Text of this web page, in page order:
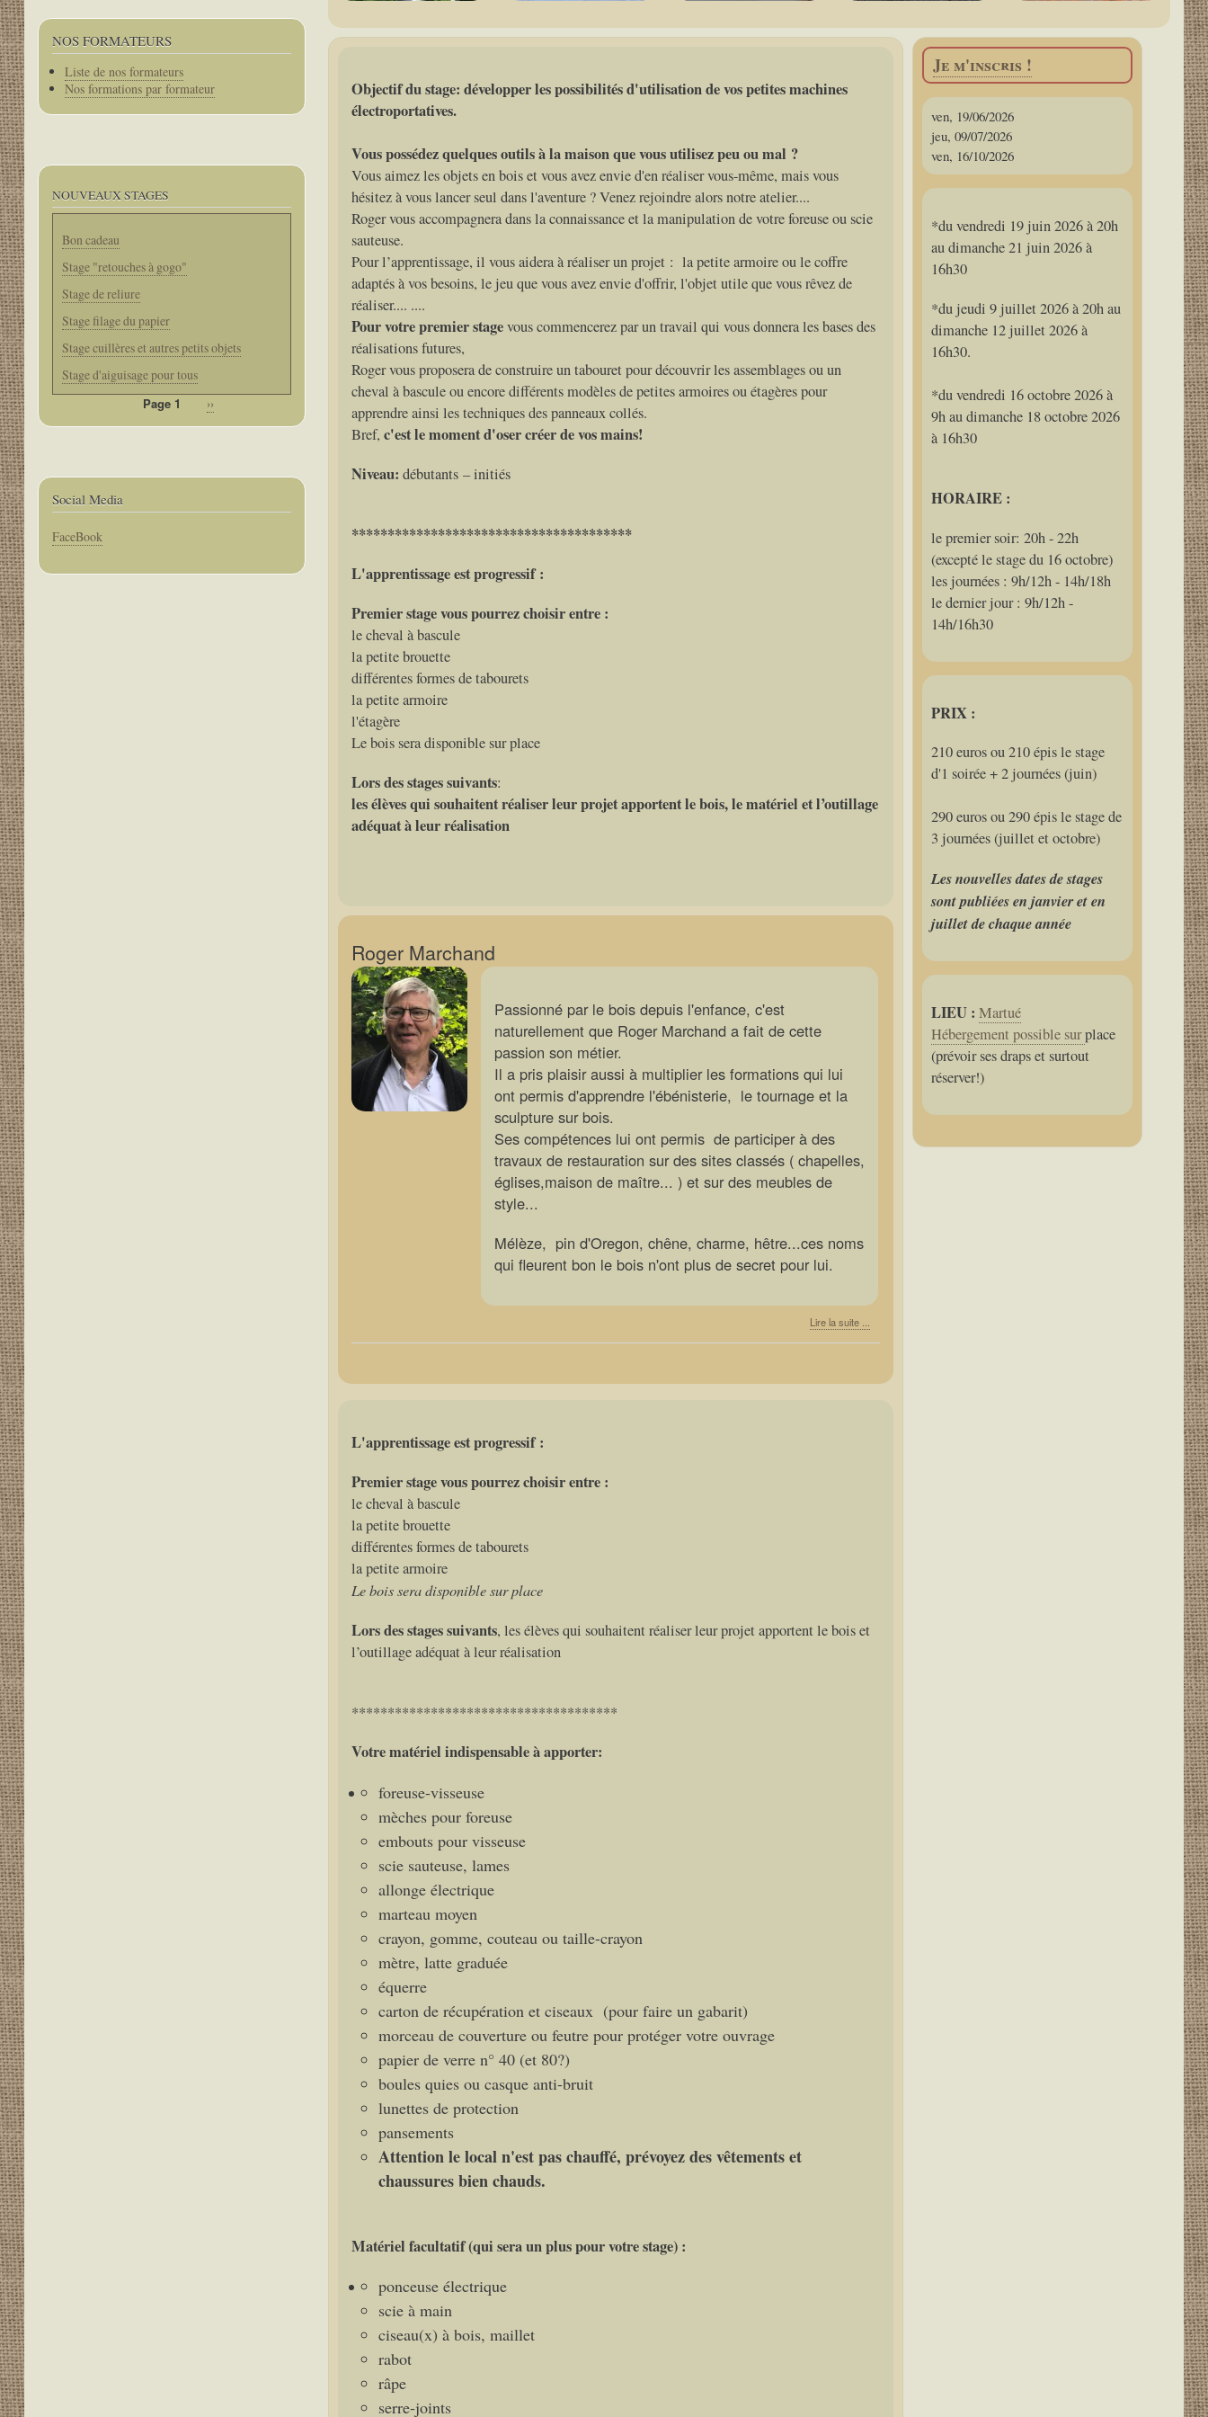
Objectif du stage: développer les possibilités d'utilisation de vos petites machines
électroportatives.
Vous possédez quelques outils à la maison que vous utilisez peu ou mal ?
Vous aimez les objets en bois et vous avez envie d'en réaliser vous-même, mais vous
hésitez à vous lancer seul dans l'aventure ? Venez rejoindre alors notre atelier....
Roger vous accompagnera dans la connaissance et la manipulation de votre foreuse ou scie
sauteuse.
Pour l’apprentissage, il vous aidera à réaliser un projet : la petite armoire ou le coffre
adaptés à vos besoins, le jeu que vous avez envie d'offrir, l'objet utile que vous rêvez de
réaliser.... ....
Pour votre premier stagevous commencerez par un travail qui vous donnera les bases des
réalisations futures,
Roger vous proposera de construire un tabouret pour découvrir les assemblages ou un
cheval à bascule ou encore différents modèles de petites armoires ou étagères pour
apprendre ainsi les techniques des panneaux collés.
Bref, c'est le moment d'oser créer de vos mains!
Niveau: débutants – initiés
***************************************
L'apprentissage est progressif :
Premier stage vous pourrez choisir entre :
le cheval à bascule
la petite brouette
différentes formes de tabourets
la petite armoire
l'étagère
Le bois sera disponible sur place
Lors des stages suivants:
les élèves qui souhaitent réaliser leur projet apportent le bois, le matériel et l’outillage
adéquat à leur réalisation
Roger Marchand
Passionné par le bois depuis l'enfance, c'est
naturellement que Roger Marchand a fait de cette
passion son métier.
Il a pris plaisir aussi à multiplier les formations qui lui
ont permis d'apprendre l'ébénisterie, le tournage et la
sculpture sur bois.
Ses compétences lui ont permis de participer à des
travaux de restauration sur des sites classés ( chapelles,
églises,maison de maître... ) et sur des meubles de
style...
Mélèze, pin d'Oregon, chêne, charme, hêtre...ces noms
qui fleurent bon le bois n'ont plus de secret pour lui.
Lire la suite ...
L'apprentissage est progressif :
Premier stage vous pourrez choisir entre :
le cheval à bascule
la petite brouette
différentes formes de tabourets
la petite armoire
Le bois sera disponible sur place
Lors des stages suivants, les élèves qui souhaitent réaliser leur projet apportent le bois et
l’outillage adéquat à leur réalisation
*************************************
Votre matériel indispensable à apporter:
foreuse-visseuse
mèches pour foreuse
embouts pour visseuse
scie sauteuse, lames
allonge électrique
marteau moyen
crayon, gomme, couteau ou taille-crayon
mètre, latte graduée
équerre
carton de récupération et ciseaux (pour faire un gabarit)
morceau de couverture ou feutre pour protéger votre ouvrage
papier de verre n° 40 (et 80?)
boules quies ou casque anti-bruit
lunettes de protection
pansements
Attention le local n'est pas chauffé, prévoyez des vêtements et
chaussures bien chauds.
Matériel facultatif (qui sera un plus pour votre stage) :
ponceuse électrique
scie à main
ciseau(x) à bois, maillet
rabot
râpe
serre-joints
Je m'inscris !
ven, 19/06/2026
jeu, 09/07/2026
ven, 16/10/2026
*du vendredi 19 juin 2026 à 20h
au dimanche 21 juin 2026 à
16h30
*du jeudi 9 juillet 2026 à 20h au
dimanche 12 juillet 2026 à
16h30.
*du vendredi 16 octobre 2026 à
9h au dimanche 18 octobre 2026
à 16h30
HORAIRE :
le premier soir: 20h - 22h
(excepté le stage du 16 octobre)
les journées : 9h/12h - 14h/18h
le dernier jour : 9h/12h -
14h/16h30
PRIX :
210 euros ou 210 épis le stage
d'1 soirée + 2 journées (juin)
290 euros ou 290 épis le stage de
3 journées (juillet et octobre)
Les nouvelles dates de stages
sont publiées en janvier et en
juillet de chaque année
LIEU : Martué
Hébergement possible surplace
(prévoir ses draps et surtout
réserver!)
NOS FORMATEURS
Corps
Liste de nos formateurs
Nos formations par formateur
NOUVEAUX STAGES
Bon cadeau
Stage "retouches à gogo"
Stage de reliure
Stage filage du papier
Stage cuillères et autres petits objets
Stage d'aiguisage pour tous
Page 1
Page
››
Social Media
Corps
FaceBook